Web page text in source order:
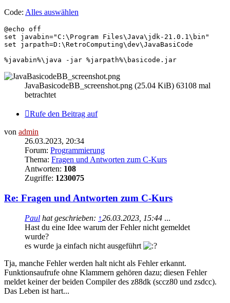
Code: Alles auswählen
@echo off
set javabin="C:\Program Files\Java\jdk-21.0.1\bin"
set jarpath=D:\RetroComputing\dev\JavaBasiCode
JavaBasicodeBB_screenshot.png (25.04 KiB) 63108 mal
betrachtet
Rufe den Beitrag auf
von admin
26.03.2023, 20:34
Forum: Programmierung
Thema: Fragen und Antworten zum C-Kurs
Antworten: 108
Zugriffe: 1230075
Re: Fragen und Antworten zum C-Kurs
Paul hat geschrieben: ↑26.03.2023, 15:44 ...
Hast du eine Idee warum der Fehler nicht gemeldet
wurde?
es wurde ja einfach nicht ausgeführt
Tja, manche Fehler werden halt nicht als Fehler erkannt.
Funktionsaufrufe ohne Klammern gehören dazu; diesen Fehler
meldet keiner der beiden Compiler des z88dk (sccz80 und zsdcc).
Das Leben ist hart...